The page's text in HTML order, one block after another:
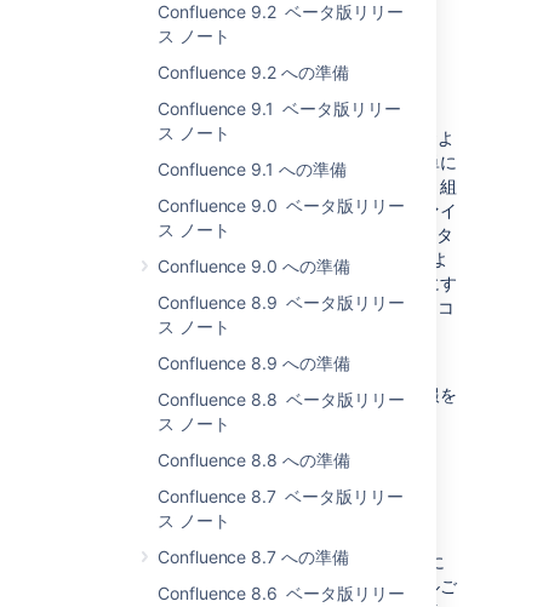
Confluence 9.2 ベータ版リリー
ス ノート
Confluence 9.2 への準備
Confluence 9.1 ベータ版リリー
ス ノート
Confluence 9.1 への準備
Confluence 9.0 ベータ版リリー
ス ノート
Confluence 9.0 への準備
Confluence 8.9 ベータ版リリー
ス ノート
Confluence 8.9 への準備
Confluence 8.8 ベータ版リリー
ス ノート
Confluence 8.8 への準備
Confluence 8.7 ベータ版リリー
ス ノート
Confluence 8.7 への準備
Confluence 8.6 ベータ版リリー
ステータス: 実装済み
アトラシアンでは現在、Confluence Server およ
び Data Center 用 Companion アプリを、簡単に
インストールして使用できるよう、改善に取り組
んでいます。これらの改善には、作業中のファイ
ルを管理しやすくするための Companion インタ
ーフェイスの再設計や、Companion アプリをよ
り多くのお客様がこの機能を使用できるようにす
るために、現在の WebSocket ではなくプロトコ
ル ハンドラを使用するような修正が含まれま
今後のマイルストーンで、この変更の詳細情報を
提供する予定です。
ステータス: 実装済み
スペースのサイドバーのページ ツリーに最初に
表示されるページ数を 200 ページ (階層レベルご